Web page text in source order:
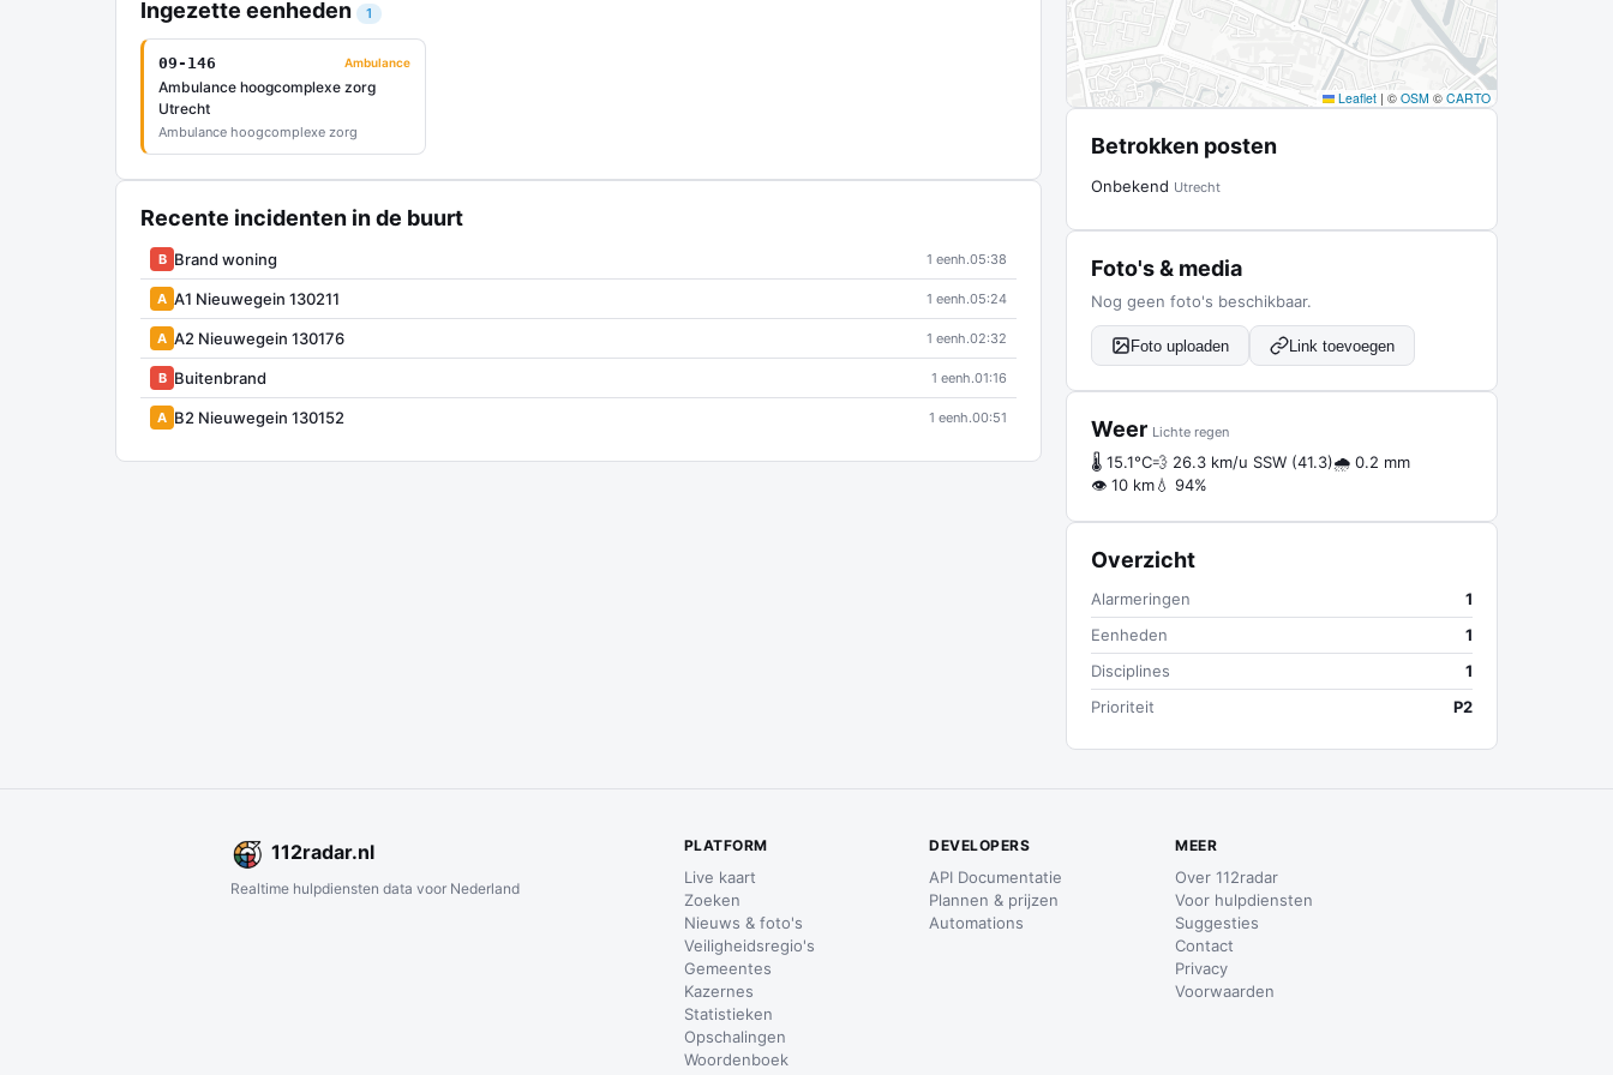
Ingezette eenheden 1
09-146 Ambulance
Ambulance hoogcomplexe zorg
Utrecht
Ambulance hoogcomplexe zorg
Recente incidenten in de buurt
B Brand woning 1 eenh.05:38
A A1 Nieuwegein 130211 1 eenh.05:24
A A2 Nieuwegein 130176 1 eenh.02:32
B Buitenbrand 1 eenh.01:16
A B2 Nieuwegein 130152 1 eenh.00:51
Leaflet | © OSM © CARTO
Betrokken posten
Onbekend Utrecht
Foto's & media
Nog geen foto's beschikbaar.
Foto uploaden Link toevoegen
Weer Lichte regen
🌡 15.1°C💨 26.3 km/u SSW (41.3)🌧 0.2 mm
👁 10 km💧 94%
Overzicht
Alarmeringen
1
Eenheden
1
Disciplines
1
Prioriteit
P2
112radar.nl
Realtime hulpdiensten data voor Nederland
PLATFORM
Live kaart
Zoeken
Nieuws & foto's
Veiligheidsregio's
Gemeentes
Kazernes
Statistieken
Opschalingen
Woordenboek
DEVELOPERS
API Documentatie
Plannen & prijzen
Automations
MEER
Over 112radar
Voor hulpdiensten
Suggesties
Contact
Privacy
Voorwaarden